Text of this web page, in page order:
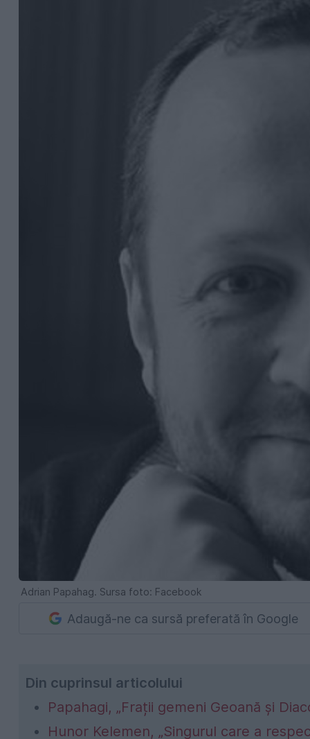
Adrian Papahag. Sursa foto: Facebook
Adaugă-ne ca sursă preferată în Google
Din cuprinsul articolului
Papahagi, „Frații gemeni Geoană și
Hunor Kelemen, „Singurul care a